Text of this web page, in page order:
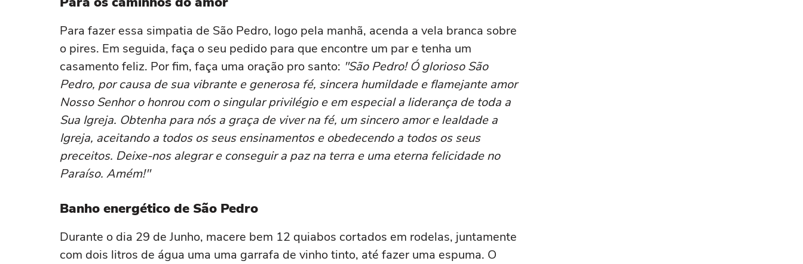
Para fazer essa simpatia de São Pedro, logo pela manhã, acenda a vela branca sobre
o pires. Em seguida, faça o seu pedido para que encontre um par e tenha um
casamento feliz. Por fim, faça uma oração pro santo: "São Pedro! Ó glorioso São
Pedro, por causa de sua vibrante e generosa fé, sincera humildade e flamejante amor
Nosso Senhor o honrou com o singular privilégio e em especial a liderança de toda a
Sua Igreja. Obtenha para nós a graça de viver na fé, um sincero amor e lealdade a
Igreja, aceitando a todos os seus ensinamentos e obedecendo a todos os seus
preceitos. Deixe-nos alegrar e conseguir a paz na terra e uma eterna felicidade no
Paraíso. Amém!"
Banho energético de São Pedro
Durante o dia 29 de Junho, macere bem 12 quiabos cortados em rodelas, juntamente
com dois litros de água uma uma garrafa de vinho tinto, até fazer uma espuma. O